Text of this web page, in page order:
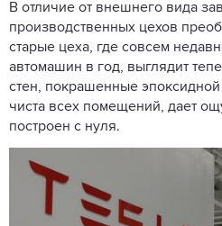
В отличие от внешнего вида
производственных цехов
старые цеха, где совсем
автомашин в год, выглядит
стен, покрашенные эпоксидной
чиста всех помещений, дает
построен с нуля.